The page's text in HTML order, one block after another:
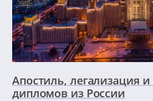
Апостиль, легализация
дипломов из России